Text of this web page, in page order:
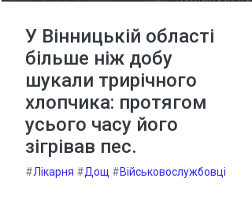
У Вінницькій області
більше ніж добу
шукали трирічного
хлопчика: протягом
усього часу його
зігрівав пес.
#Лікарня #Дощ #Військовослужбовці